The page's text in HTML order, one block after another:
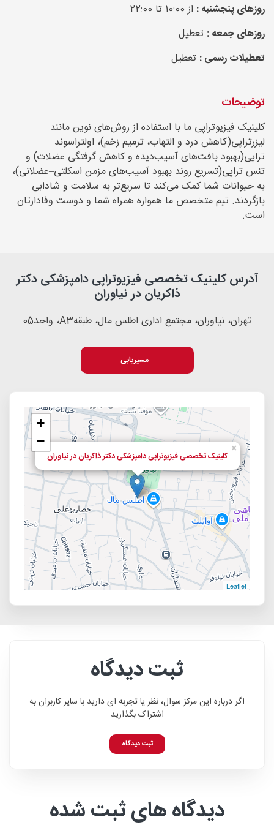
روزهای پنجشنبه : از 10:00 تا 22:00
روزهای جمعه : تعطیل
تعطیلات رسمی : تعطیل
توضیحات
کلینیک فیزیوتراپی ما با استفاده از روش‌های نوین مانند
لیزرتراپی(کاهش درد و التهاب، ترمیم زخم)، اولتراسوند
تراپی(بهبود بافت‌های آسیب‌دیده و کاهش گرفتگی عضلات) و
تنس تراپی(تسریع روند بهبود آسیب‌های مزمن اسکلتی–عضلانی)،
به حیوانات شما کمک می‌کند تا سریع‌تر به سلامت و شادابی
بازگردند. تیم متخصص ما همواره همراه شما و دوست وفادارتان
است.
آدرس کلینیک تخصصی فیزیوتراپی دامپزشکی دکتر
ذاکریان در نیاوران
تهران، نیاوران، مجتمع اداری اطلس مال، طبقهA3، واحد05
مسیریابی
کلینیک تخصصی فیزیوتراپی دامپزشکی دکتر ذاکریان در نیاوران
×
+
−
Leaflet
ثبت دیدگاه
اگر درباره این مرکز سوال، نظر یا تجربه ای دارید با سایر کاربران به
اشتراک بگذارید
ثبت دیدگاه
دیدگاه های ثبت شده